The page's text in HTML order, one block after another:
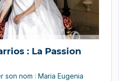
: La Passion
nom : Maria Eugenia